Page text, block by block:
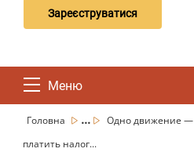
Зареєструватися
Меню
Головна ...
Одно движение —
платить налог...